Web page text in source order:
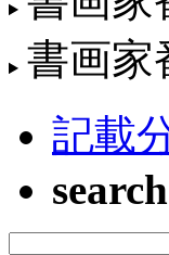
書画家
記載
search